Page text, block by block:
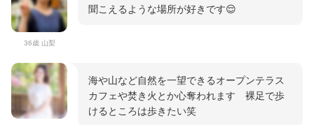
36歳 山梨
聞こえるような場所が好きです😌
海や山など自然を一望できるオープンテラス
カフェや焚き火とか心奪われます 裸足で歩
けるところは歩きたい笑